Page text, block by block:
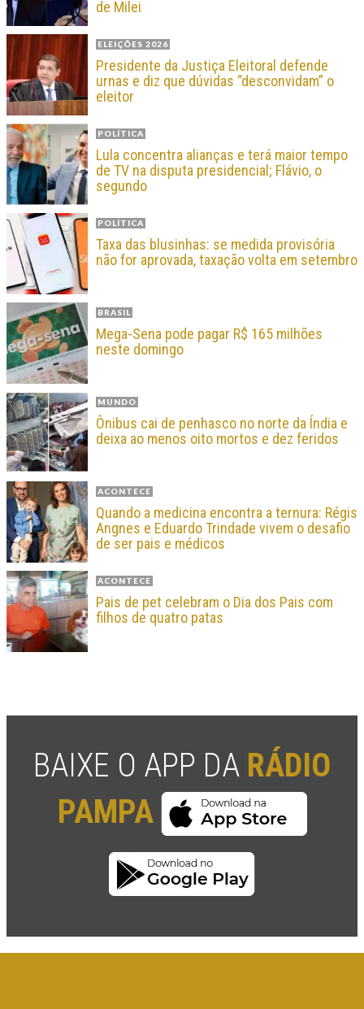
de Milei
ELEIÇÕES 2026
Presidente da Justiça Eleitoral defende
urnas e diz que dúvidas “desconvidam” o
eleitor
POLÍTICA
Lula concentra alianças e terá maior tempo
de TV na disputa presidencial; Flávio, o
segundo
POLÍTICA
Taxa das blusinhas: se medida provisória
não for aprovada, taxação volta em setembro
BRASIL
Mega-Sena pode pagar R$ 165 milhões
neste domingo
MUNDO
Ônibus cai de penhasco no norte da Índia e
deixa ao menos oito mortos e dez feridos
ACONTECE
Quando a medicina encontra a ternura: Régis
Angnes e Eduardo Trindade vivem o desafio
de ser pais e médicos
ACONTECE
Pais de pet celebram o Dia dos Pais com
filhos de quatro patas
BAIXE O APP DA RÁDIO
PAMPA